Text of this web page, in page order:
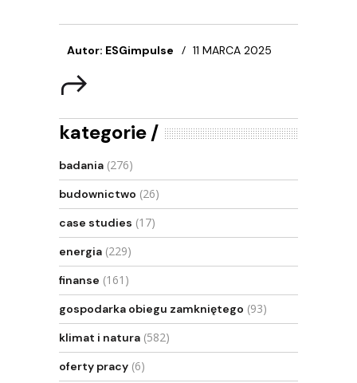
Autor: ESGimpulse 11 MARCA 2025
kategorie
badania (276)
budownictwo (26)
case studies (17)
energia (229)
finanse (161)
gospodarka obiegu zamkniętego (93)
klimat i natura (582)
oferty pracy (6)